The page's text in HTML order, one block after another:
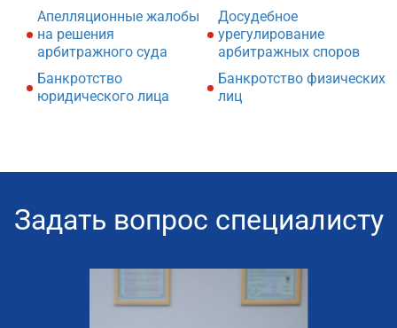
Апелляционные жалобы
на решения
арбитражного суда
Досудебное
урегулирование
арбитражных споров
Банкротство
юридического лица
Банкротство физических
лиц
Задать вопрос специалисту